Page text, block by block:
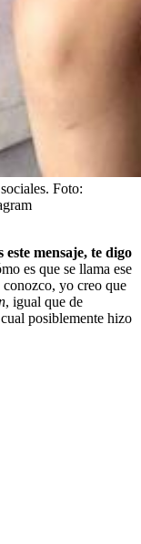
Foto:
mensaje, te digo
es que se llama ese
yo creo que
, igual que de
posiblemente hizo